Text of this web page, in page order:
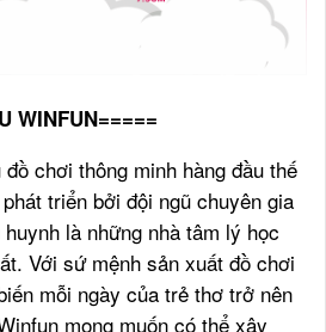
WINFUN=====
chơi thông minh hàng đầu thế
triển bởi đội ngũ chuyên gia
là những nhà tâm lý học
Với sứ mệnh sản xuất đồ chơi
mỗi ngày của trẻ thơ trở nên
mong muốn có thể xây